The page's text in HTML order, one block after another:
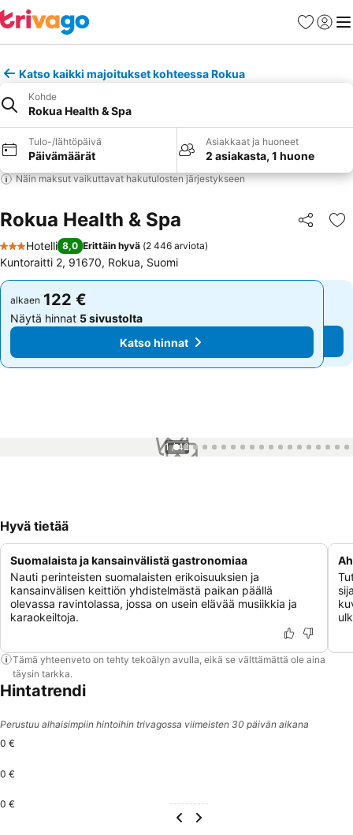
Suosikit
Katso kaikki majoitukset kohteessa Rokua
Kohde
Rokua Health & Spa
Tulo-/lähtöpäivä
Päivämäärät
Asiakkaat ja huoneet
2 asiakasta, 1 huone
Näin maksut vaikuttavat hakutulosten järjestykseen
Rokua Health & Spa Jaa
3 Tähtiluokitus
Hotelli 8,0 Erittäin hyvä (2 446 arviota)
Kuntoraitti 2, 91670, Rokua, Suomi
alkaen 122 €
Näytä hinnat 5 sivustolta
Katso hinnat
alkaen 122 €
Näytä hinnat 5 sivustolta
Katso hinnat
1 / 42
Hyvä tietää
Suomalaista ja kansainvälistä gastronomiaa
Nauti perinteisten suomalaisten erikoisuuksien ja
kansainvälisen keittiön yhdistelmästä paikan päällä
olevassa ravintolassa, jossa on usein elävää musiikkia ja
karaokeiltoja.
Tämä yhteenveto on tehty tekoälyn avulla, eikä se välttämättä ole aina
täysin tarkka.
Hintatrendi
Perustuu alhaisimpiin hintoihin trivagossa viimeisten 30 päivän aikana
0 €
0 €
0 €